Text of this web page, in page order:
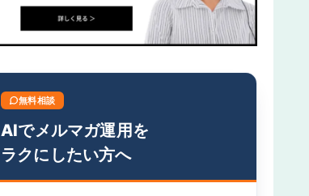
無料相談
AIでメルマガ運用を
ラクにしたい方へ